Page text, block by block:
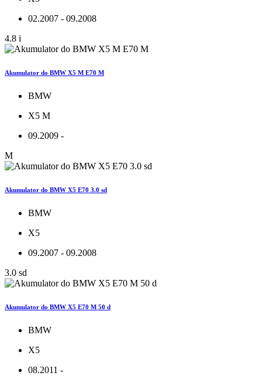
02.2007 - 09.2008
4.8 i
Akumulator do BMW X5 M E70 M
BMW
X5 M
09.2009 -
M
Akumulator do BMW X5 E70 3.0 sd
BMW
X5
09.2007 - 09.2008
3.0 sd
Akumulator do BMW X5 E70 M 50 d
BMW
X5
08.2011 -